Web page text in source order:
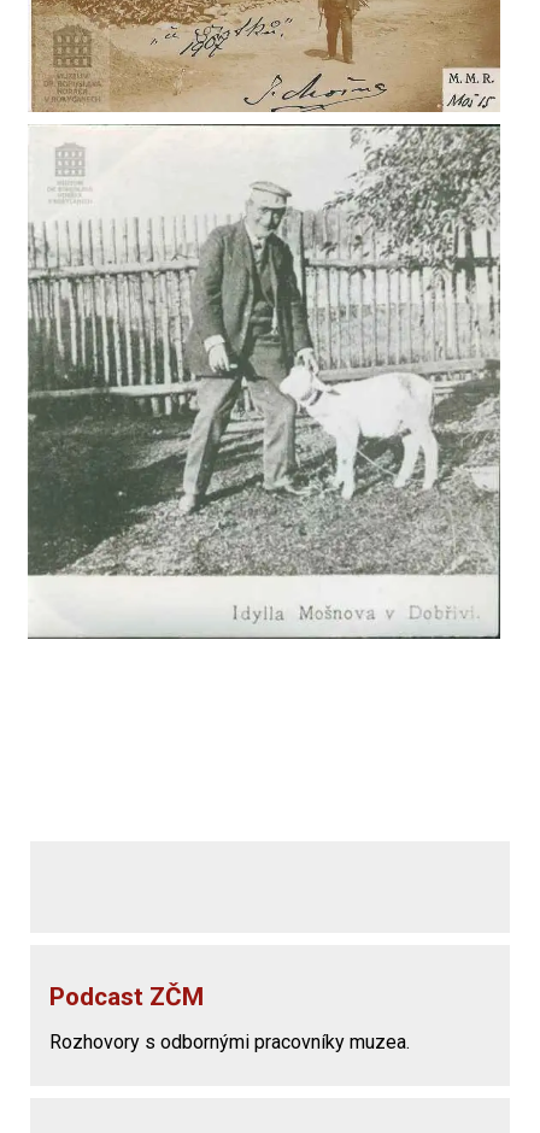
Podcast ZČM
Rozhovory s odbornými pracovníky muzea.